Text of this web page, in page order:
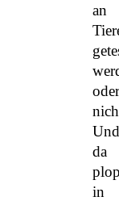
an
oder
Und
da
in